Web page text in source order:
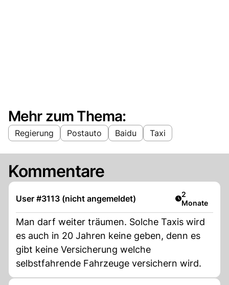
Mehr zum Thema:
Regierung Postauto Baidu Taxi
Kommentare
User #3113 (nicht angemeldet) Artikel
2
Monate
Man darf weiter träumen. Solche Taxis wird
es auch in 20 Jahren keine geben, denn es
gibt keine Versicherung welche
selbstfahrende Fahrzeuge versichern wird.